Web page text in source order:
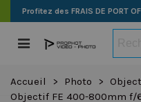
Profitez des FRAIS DE PORT
Accueil > Photo >
Objectif FE 400-800mm f/